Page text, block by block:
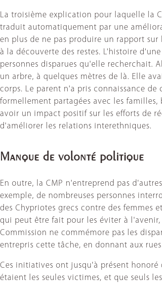
La troisième explication pour laquelle la
traduit automatiquement par une
en plus de ne pas produire un rapport
à la découverte des restes. L'histoire
personnes disparues qu'elle recherchait.
un arbre, à quelques mètres de là. Elle
corps. Le parent n'a pris connaissance
formellement partagées avec les
avoir un impact positif sur les efforts de
d'améliorer les relations interethniques.
Manque de volonté politique
En outre, la CMP n'entreprend pas
exemple, de nombreuses personnes
des Chypriotes grecs contre des femmes
qui peut être fait pour les éviter à
Commission ne commémore pas les
entrepris cette tâche, en donnant aux
Ces initiatives ont jusqu'à présent honoré
étaient les seules victimes, et que seuls